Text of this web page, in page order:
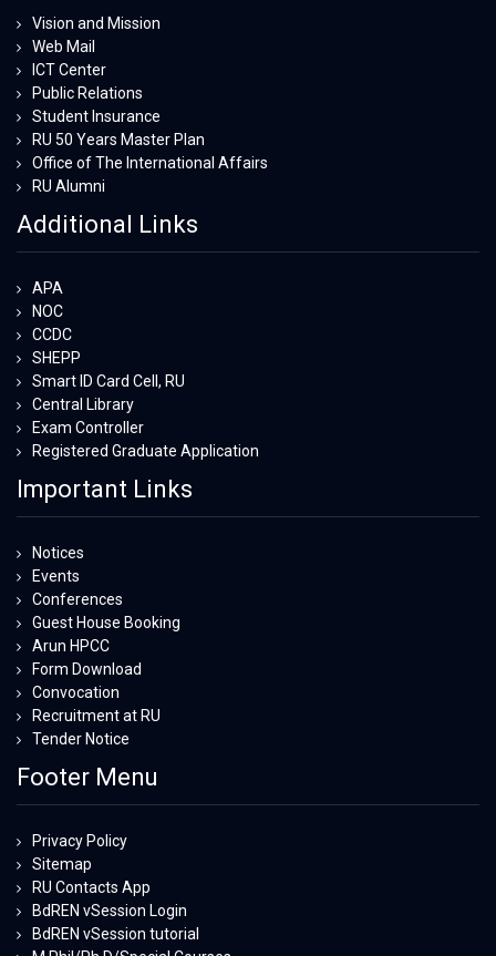
Vision and Mission
Web Mail
ICT Center
Public Relations
Student Insurance
RU 50 Years Master Plan
Office of The International Affairs
RU Alumni
Additional Links
APA
NOC
CCDC
SHEPP
Smart ID Card Cell, RU
Central Library
Exam Controller
Registered Graduate Application
Important Links
Notices
Events
Conferences
Guest House Booking
Arun HPCC
Form Download
Convocation
Recruitment at RU
Tender Notice
Footer Menu
Privacy Policy
Sitemap
RU Contacts App
BdREN vSession Login
BdREN vSession tutorial